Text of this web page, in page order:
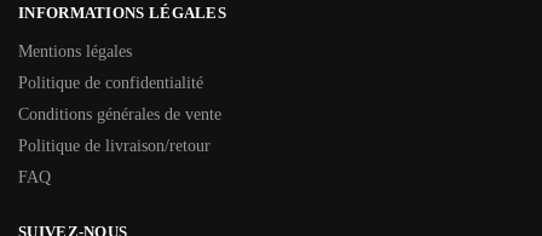
INFORMATIONS LÉGALES
Mentions légales
Politique de confidentialité
Conditions générales de vente
Politique de livraison/retour
FAQ
SUIVEZ-NOUS